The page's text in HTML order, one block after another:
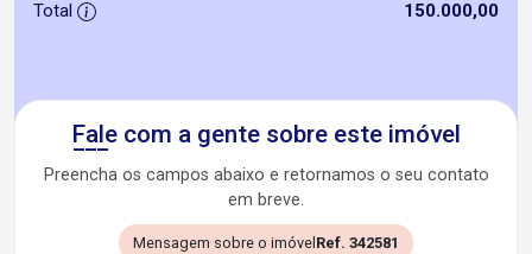
Total
150.000,00
Fale com a gente sobre este imóvel
Preencha os campos abaixo e retornamos o seu contato
em breve.
Mensagem sobre o imóvel Ref. 342581